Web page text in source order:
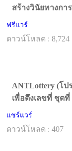
สร้างวินัยทางการ
ฟรีแวร์
ดาวน์โหลด : 8,724
ANTLottery (โ
เพื่อดึงเลขที่ ชุด
แชร์แวร์
ดาวน์โหลด : 407